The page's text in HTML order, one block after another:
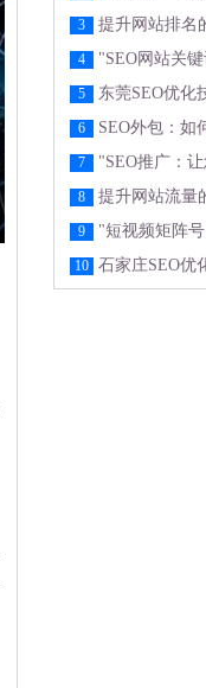
3 提升网站排名
4 "SEO网站关
5 东莞SEO优化
6 SEO外包：如
7 "SEO推广：
8 提升网站流量
9 "短视频矩阵
10 石家庄SEO优